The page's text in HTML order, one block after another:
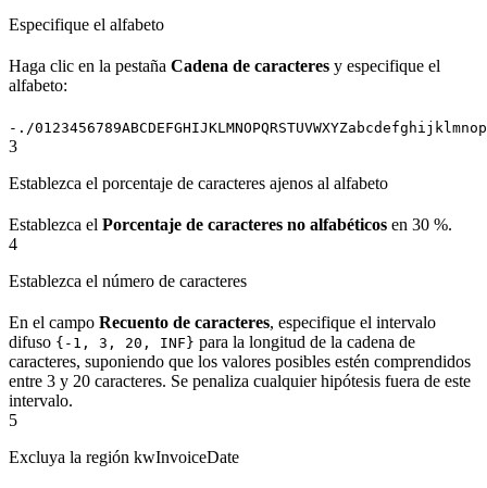
Especifique el alfabeto
Haga clic en la pestaña Cadena de caracteres y especifique el
alfabeto:
-./
3
Establezca el porcentaje de caracteres ajenos al alfabeto
Establezca el Porcentaje de caracteres no alfabéticos en 30 %.
4
Establezca el número de caracteres
En el campo Recuento de caracteres, especifique el intervalo
difuso {-1, 3, 20, INF} para la longitud de la cadena de
caracteres, suponiendo que los valores posibles estén comprendidos
entre 3 y 20 caracteres. Se penaliza cualquier hipótesis fuera de este
intervalo.
5
Excluya la región kwInvoiceDate